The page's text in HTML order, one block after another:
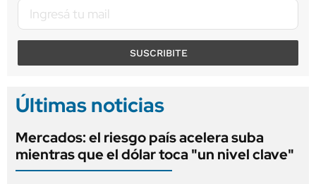
SUSCRIBITE
Últimas noticias
Mercados: el riesgo país acelera suba
mientras que el dólar toca "un nivel clave"